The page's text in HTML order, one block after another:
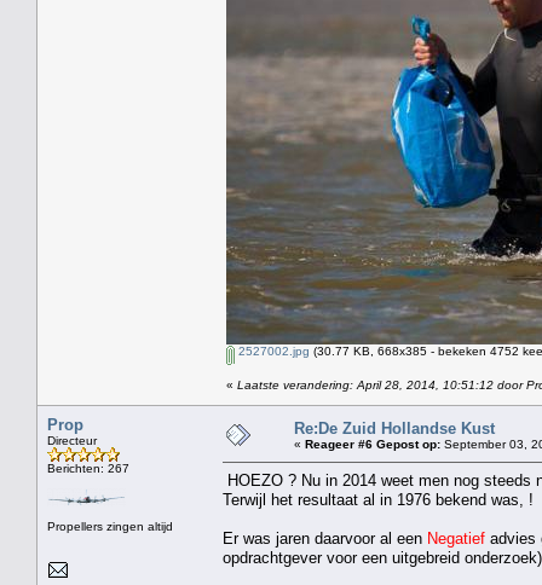
2527002.jpg (30.77 KB, 668x385 - bekeken 4752
« Laatste verandering: April 28, 2014, 10:51:12 door
Prop
Directeur
Berichten: 267
Propellers zingen altijd
Re:De Zuid Hollandse Kust
« Reageer #6 Gepost op: September 03,
HOEZO ? Nu in 2014 weet men nog steeds
Terwijl het resultaat al in 1976 bekend was, !
Er was jaren daarvoor al een Negatief advies
opdrachtgever voor een uitgebreid